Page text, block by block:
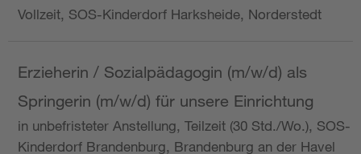
Vollzeit, SOS-Kinderdorf Harksheide, Norderstedt
Erzieherin / Sozialpädagogin (m/w/d) als
Springerin (m/w/d) für unsere Einrichtung
in unbefristeter Anstellung, Teilzeit (30 Std./Wo.), SOS-
Kinderdorf Brandenburg, Brandenburg an der Havel